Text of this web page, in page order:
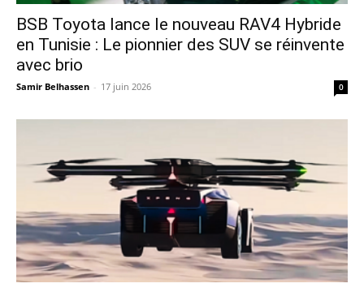
​BSB Toyota lance le nouveau RAV4 Hybride
en Tunisie : Le pionnier des SUV se réinvente
avec brio
Samir Belhassen - 17 juin 2026 0